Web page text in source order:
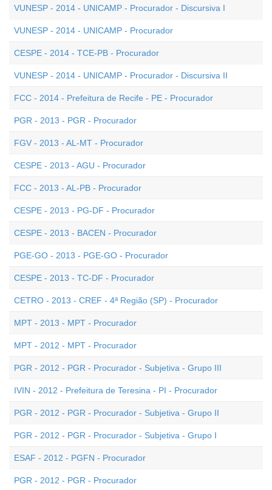
VUNESP - 2014 - UNICAMP - Procurador - Discursiva I
VUNESP - 2014 - UNICAMP - Procurador
CESPE - 2014 - TCE-PB - Procurador
VUNESP - 2014 - UNICAMP - Procurador - Discursiva II
FCC - 2014 - Prefeitura de Recife - PE - Procurador
PGR - 2013 - PGR - Procurador
FGV - 2013 - AL-MT - Procurador
CESPE - 2013 - AGU - Procurador
FCC - 2013 - AL-PB - Procurador
CESPE - 2013 - PG-DF - Procurador
CESPE - 2013 - BACEN - Procurador
PGE-GO - 2013 - PGE-GO - Procurador
CESPE - 2013 - TC-DF - Procurador
CETRO - 2013 - CREF - 4ª Região (SP) - Procurador
MPT - 2013 - MPT - Procurador
MPT - 2012 - MPT - Procurador
PGR - 2012 - PGR - Procurador - Subjetiva - Grupo III
IVIN - 2012 - Prefeitura de Teresina - PI - Procurador
PGR - 2012 - PGR - Procurador - Subjetiva - Grupo II
PGR - 2012 - PGR - Procurador - Subjetiva - Grupo I
ESAF - 2012 - PGFN - Procurador
PGR - 2012 - PGR - Procurador